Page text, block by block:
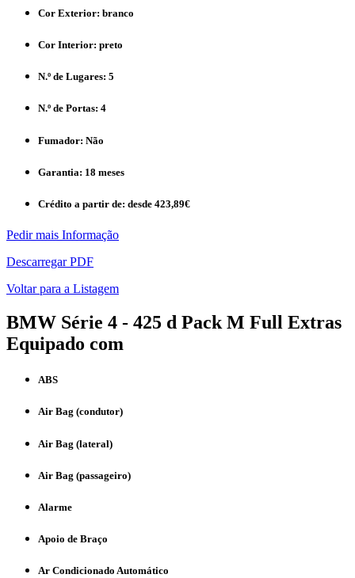
Cor Exterior: branco
Cor Interior: preto
N.º de Lugares: 5
N.º de Portas: 4
Fumador: Não
Garantia: 18 meses
Crédito a partir de: desde 423,89€
Pedir mais Informação
Descarregar PDF
Voltar para a Listagem
BMW Série 4 - 425 d Pack M Full Extras
Equipado com
ABS
Air Bag (condutor)
Air Bag (lateral)
Air Bag (passageiro)
Alarme
Apoio de Braço
Ar Condicionado Automático